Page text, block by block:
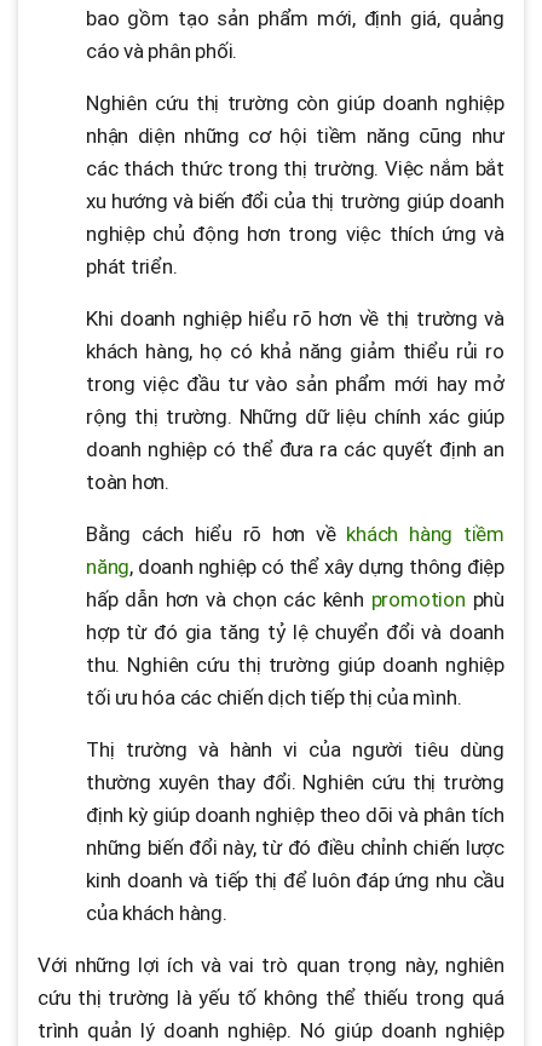
bao gồm tạo sản phẩm mới, định giá, quảng
cáo và phân phối.
Nghiên cứu thị trường còn giúp doanh nghiệp
nhận diện những cơ hội tiềm năng cũng như
các thách thức trong thị trường. Việc nắm bắt
xu hướng và biến đổi của thị trường giúp doanh
nghiệp chủ động hơn trong việc thích ứng và
phát triển.
Khi doanh nghiệp hiểu rõ hơn về thị trường và
khách hàng, họ có khả năng giảm thiểu rủi ro
trong việc đầu tư vào sản phẩm mới hay mở
rộng thị trường. Những dữ liệu chính xác giúp
doanh nghiệp có thể đưa ra các quyết định an
toàn hơn.
Bằng cách hiểu rõ hơn về khách hàng tiềm
năng, doanh nghiệp có thể xây dựng thông điệp
hấp dẫn hơn và chọn các kênh promotion phù
hợp từ đó gia tăng tỷ lệ chuyển đổi và doanh
thu. Nghiên cứu thị trường giúp doanh nghiệp
tối ưu hóa các chiến dịch tiếp thị của mình.
Thị trường và hành vi của người tiêu dùng
thường xuyên thay đổi. Nghiên cứu thị trường
định kỳ giúp doanh nghiệp theo dõi và phân tích
những biến đổi này, từ đó điều chỉnh chiến lược
kinh doanh và tiếp thị để luôn đáp ứng nhu cầu
của khách hàng.
Với những lợi ích và vai trò quan trọng này, nghiên
cứu thị trường là yếu tố không thể thiếu trong quá
trình quản lý doanh nghiệp. Nó giúp doanh nghiệp